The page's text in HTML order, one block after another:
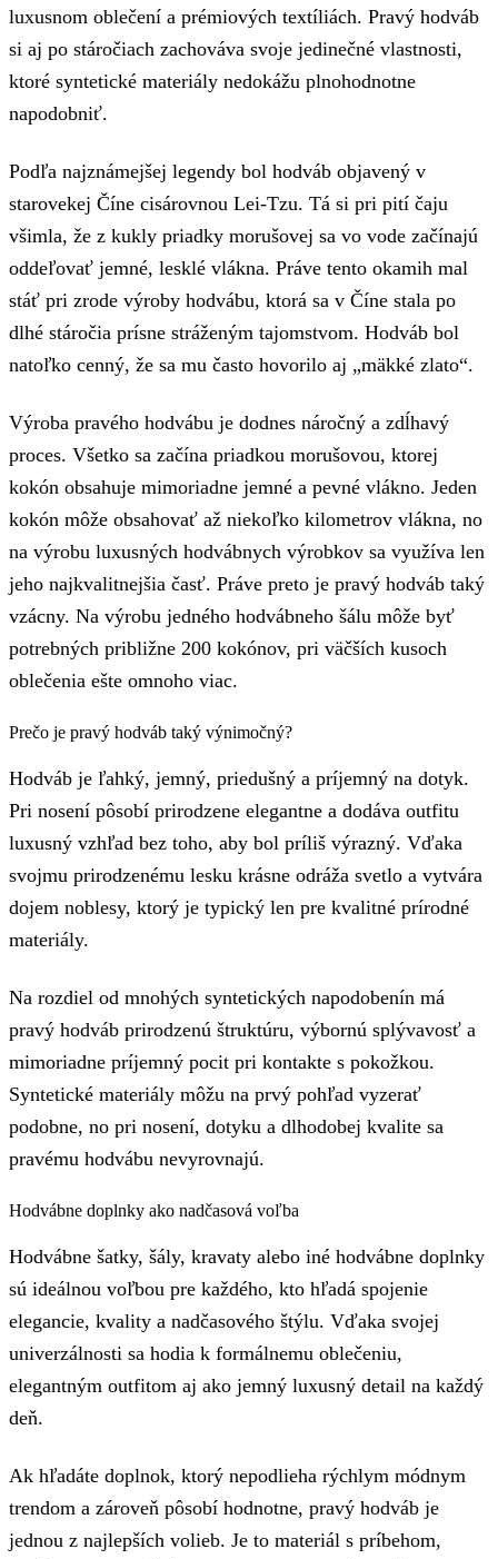
luxusnom oblečení a prémiových textíliách. Pravý hodváb
si aj po stáročiach zachováva svoje jedinečné vlastnosti,
ktoré syntetické materiály nedokážu plnohodnotne
napodobniť.
Podľa najznámejšej legendy bol hodváb objavený v
starovekej Číne cisárovnou Lei-Tzu. Tá si pri pití čaju
všimla, že z kukly priadky morušovej sa vo vode začínajú
oddeľovať jemné, lesklé vlákna. Práve tento okamih mal
stáť pri zrode výroby hodvábu, ktorá sa v Číne stala po
dlhé stáročia prísne stráženým tajomstvom. Hodváb bol
natoľko cenný, že sa mu často hovorilo aj „mäkké zlato“.
Výroba pravého hodvábu je dodnes náročný a zdĺhavý
proces. Všetko sa začína priadkou morušovou, ktorej
kokón obsahuje mimoriadne jemné a pevné vlákno. Jeden
kokón môže obsahovať až niekoľko kilometrov vlákna, no
na výrobu luxusných hodvábnych výrobkov sa využíva len
jeho najkvalitnejšia časť. Práve preto je pravý hodváb taký
vzácny. Na výrobu jedného hodvábneho šálu môže byť
potrebných približne 200 kokónov, pri väčších kusoch
oblečenia ešte omnoho viac.
Prečo je pravý hodváb taký výnimočný?
Hodváb je ľahký, jemný, priedušný a príjemný na dotyk.
Pri nosení pôsobí prirodzene elegantne a dodáva outfitu
luxusný vzhľad bez toho, aby bol príliš výrazný. Vďaka
svojmu prirodzenému lesku krásne odráža svetlo a vytvára
dojem noblesy, ktorý je typický len pre kvalitné prírodné
materiály.
Na rozdiel od mnohých syntetických napodobenín má
pravý hodváb prirodzenú štruktúru, výbornú splývavosť a
mimoriadne príjemný pocit pri kontakte s pokožkou.
Syntetické materiály môžu na prvý pohľad vyzerať
podobne, no pri nosení, dotyku a dlhodobej kvalite sa
pravému hodvábu nevyrovnajú.
Hodvábne doplnky ako nadčasová voľba
Hodvábne šatky, šály, kravaty alebo iné hodvábne doplnky
sú ideálnou voľbou pre každého, kto hľadá spojenie
elegancie, kvality a nadčasového štýlu. Vďaka svojej
univerzálnosti sa hodia k formálnemu oblečeniu,
elegantným outfitom aj ako jemný luxusný detail na každý
deň.
Ak hľadáte doplnok, ktorý nepodlieha rýchlym módnym
trendom a zároveň pôsobí hodnotne, pravý hodváb je
jednou z najlepších volieb. Je to materiál s príbehom,